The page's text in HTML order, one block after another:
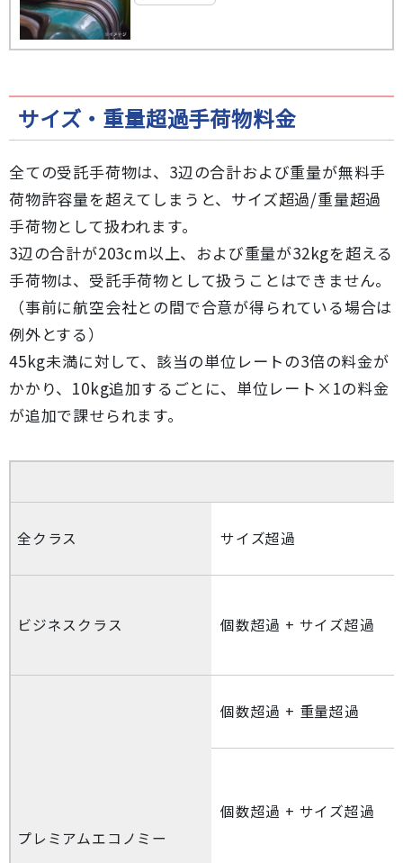
サイズ・重量超過手荷物料金
全ての受託手荷物は、3辺の合計および重量が無料手
荷物許容量を超えてしまうと、サイズ超過/重量超過
手荷物として扱われます。
3辺の合計が203cm以上、および重量が32kgを超える
手荷物は、受託手荷物として扱うことはできません。
（事前に航空会社との間で合意が得られている場合は
例外とする）
45kg未満に対して、該当の単位レートの3倍の料金が
かかり、10kg追加するごとに、単位レート×1の料金
が追加で課せられます。
全クラス サイズ超過
ビジネスクラス 個数超過 + サイズ超過
プレミアムエコノミー
個数超過 + 重量超過
個数超過 + サイズ超過